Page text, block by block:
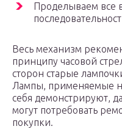
Проделываем все
Весь механизм
принципу часовой
сторон старые
Лампы, применяемые
себя демонстрируют,
могут потребовать
покупки.